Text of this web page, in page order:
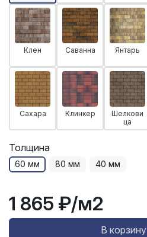
Клен Саванна Янтарь
Сахара Клинкер
Шелкови
ца
Толщина
60 мм 80 мм 40 мм
1 865 ₽/м2
В корзину